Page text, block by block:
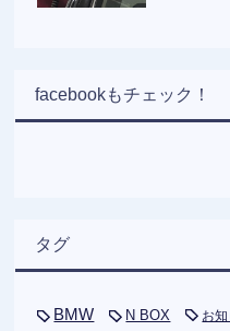
facebookもチェック！
タグ
BMW N BOX お